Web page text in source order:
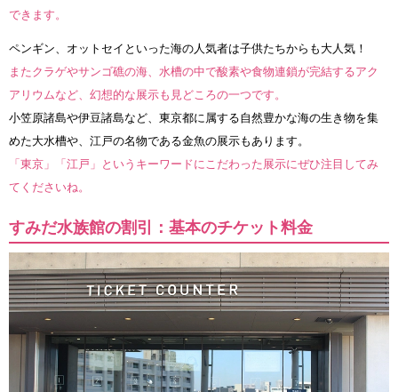
できます。
ペンギン、オットセイといった海の人気者は子供たちからも大人気！
またクラゲやサンゴ礁の海、水槽の中で酸素や食物連鎖が完結するアク
アリウムなど、幻想的な展示も見どころの一つです。
小笠原諸島や伊豆諸島など、東京都に属する自然豊かな海の生き物を集
めた大水槽や、江戸の名物である金魚の展示もあります。
「東京」「江戸」というキーワードにこだわった展示にぜひ注目してみ
てくださいね。
すみだ水族館の割引：基本のチケット料金